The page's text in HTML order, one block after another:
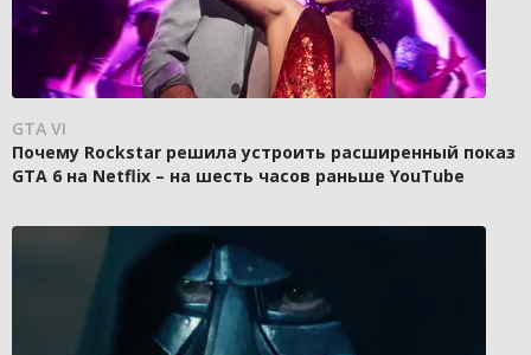
GTA VI
Почему Rockstar решила устроить расширенный показ
GTA 6 на Netflix – на шесть часов раньше YouTube